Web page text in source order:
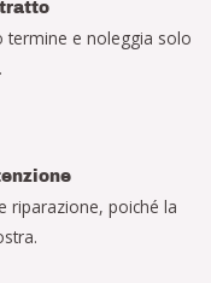
termine e noleggia solo
riparazione, poiché la